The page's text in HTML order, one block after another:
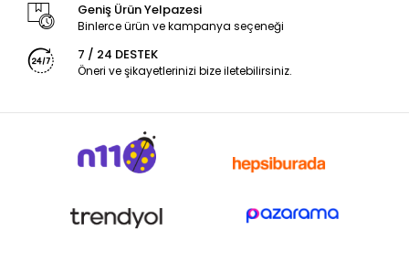
Geniş Ürün Yelpazesi
Binlerce ürün ve kampanya seçeneği
7 / 24 DESTEK
Öneri ve şikayetlerinizi bize iletebilirsiniz.